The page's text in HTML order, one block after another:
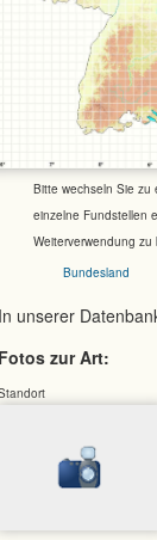
Bitte wechseln Sie zu
einzelne Fundstellen
Weiterverwendung zu
Bundesland
unserer
zur Art: